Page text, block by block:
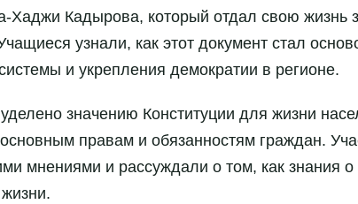
Хаджи Кадырова, который отдал свою жизнь
узнали, как этот документ стал
и укрепления демократии в регионе.
значению Конституции для жизни
правам и обязанностям граждан.
мнениями и рассуждали о том, как знания о